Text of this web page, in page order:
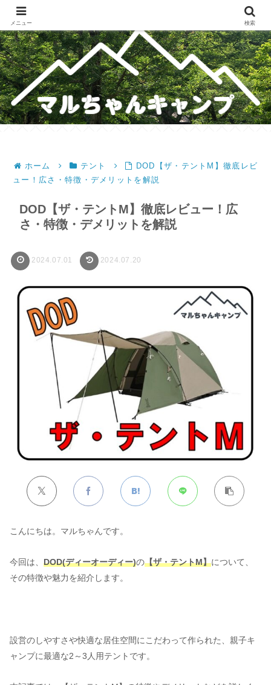
メスティンレシピ・テント・キャンプギア・ホットサンドレシピのブログ
ホーム テント
DOD【ザ・テントM】徹底レビ
ュー！広さ・特徴・デメリットを解説
DOD【ザ・テントM】徹底レビュー！広
さ・特徴・デメリットを解説
2024.07.01 2024.07.20
こんにちは。マルちゃんです。
今回は、 DOD(ディーオーディー)の【ザ・テントM】について、
その特徴や魅力を紹介します。
設営のしやすさや快適な居住空間にこだわって作られた、親子キ
ャンプに最適な2～3人用テントです。
メニュー 検索